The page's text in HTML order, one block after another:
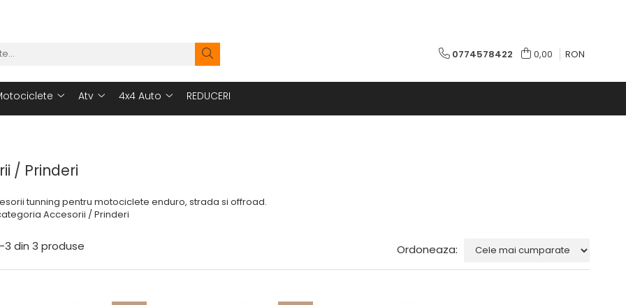
0774578422 0,00 RON
Atv 4x4 Auto REDUCERI
/ Prinderi
tunning pentru motociclete enduro, strada si offroad.
Accesorii / Prinderi
3 din 3 produse Ordoneaza: